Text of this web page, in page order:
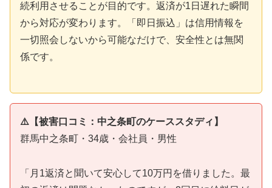
続利用させることが目的です。返済が1日遅れた瞬間
から対応が変わります。「即日振込」は信用情報を
一切照会しないから可能なだけで、安全性とは無関
係です。
⚠️【被害口コミ：中之条町のケーススタディ】
群馬中之条町・34歳・会社員・男性
「月1返済と聞いて安心して10万円を借りました。最